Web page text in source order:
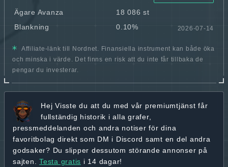
Ägare Avanza
18 086 st
Blankning
0.10% 2026-07-14
Affiliate-länk till Nordnet. Finansiella instrument kan både öka
och minska i värde. Det finns en risk att du inte får tillbaka de
pengar du investerar.
Hej Visste du att du med vår premiumtjänst får
fullständig historik i alla grafer,
pressmeddelanden och andra notiser för dina
favoritbolag direkt som DM i Discord samt en del andra
godsaker? Du slipper dessutom störande annonser på
sajten. Testa gratis i 14 dagar!